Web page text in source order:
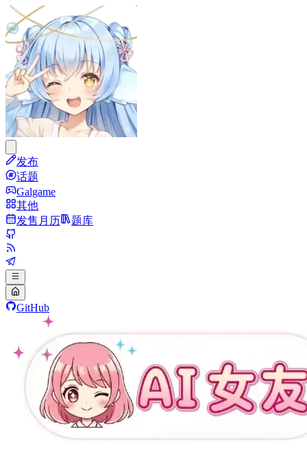
发布
话题
Galgame
其他
发售月历
题库
GitHub